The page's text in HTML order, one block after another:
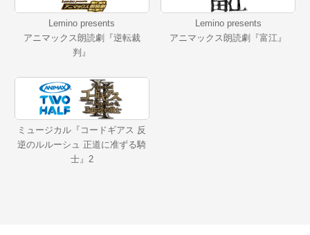
Lemino presents
アニマックス朗読劇『逆転裁
判』
Lemino presents
アニマックス朗読劇『富江』
ミュージカル『コードギアス 反
逆のルルーシュ 正道に准ずる騎
士』2